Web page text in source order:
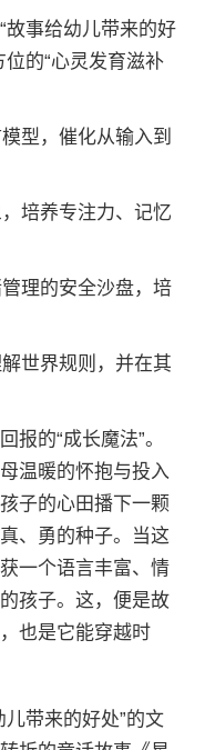
故事给幼儿带来的好
的“心灵发育滋补
型，催化从输入到
培养专注力、记忆
理的安全沙盘，培
世界规则，并在其
报的“成长魔法”。
温暖的怀抱与投入
子的心田播下一颗
、勇的种子。当这
一个语言丰富、情
孩子。这，便是故
也是它能穿越时
带来的好处”的文